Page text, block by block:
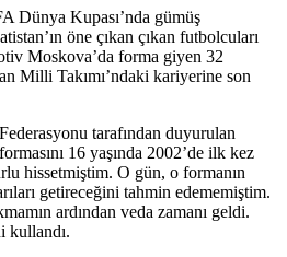
Dünya Kupası’nda gümüş
öne çıkan çıkan futbolcuları
Moskova’da forma giyen 32
Milli Takımı’ndaki kariyerine son
tarafından duyurulan
16 yaşında 2002’de ilk kez
hissetmiştim. O gün, o formanın
getireceğini tahmin edememiştim.
ardından veda zamanı geldi.
kullandı.